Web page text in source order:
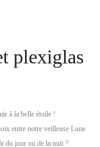
plexiglas
à la belle étoile !
entre notre veilleuse Lune
du jour ou de la nuit ?